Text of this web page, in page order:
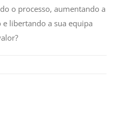
o processo, aumentando a
libertando a sua equipa